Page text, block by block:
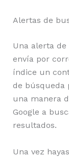
Alertas de
Una alerta
envía por
índice un
de búsqueda
una manera
Google a
resultados.
Una vez